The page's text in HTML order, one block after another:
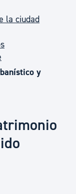
la ciudad
y